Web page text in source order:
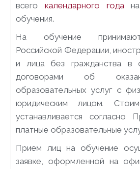
всего календарного годана
обучения.
На обучение
Российской Федерации,
и лица без гражданства в
договорами об
образовательных услуг с
юридическим лицом.
устанавливается согласно
платные образовательные
Прием лиц на обучение
заявке, оформленной на